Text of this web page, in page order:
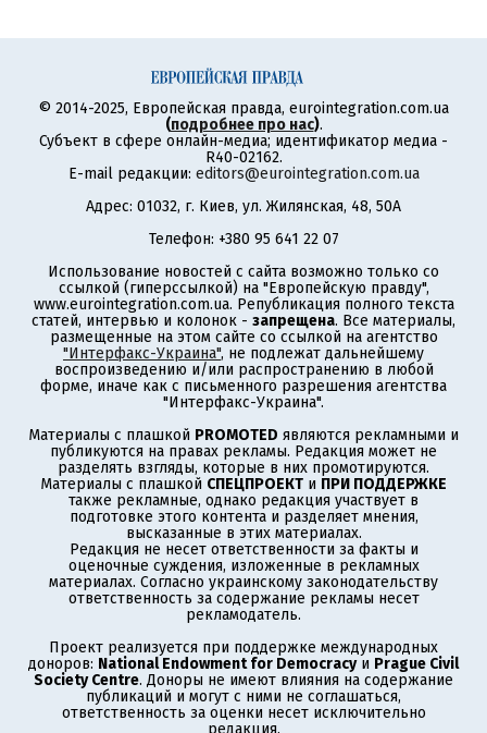
© 2014-2025, Европейская правда, eurointegration.com.ua
(подробнее про нас).
Субъект в сфере онлайн-медиа; идентификатор медиа -
R40-02162.
E-mail редакции: editors@eurointegration.com.ua
Адрес: 01032, г. Киев, ул. Жилянская, 48, 50А
Телефон: +380 95 641 22 07
Использование новостей с сайта возможно только со
ссылкой (гиперссылкой) на "Европейскую правду",
www.eurointegration.com.ua. Републикация полного текста
статей, интервью и колонок - запрещена. Все материалы,
размещенные на этом сайте со ссылкой на агентство
"Интерфакс-Украина", не подлежат дальнейшему
воспроизведению и/или распространению в любой
форме, иначе как с письменного разрешения агентства
"Интерфакс-Украина".
Материалы с плашкой PROMOTED являются рекламными и
публикуются на правах рекламы. Редакция может не
разделять взгляды, которые в них промотируются.
Материалы с плашкой СПЕЦПРОЕКТ и ПРИ ПОДДЕРЖКЕ
также рекламные, однако редакция участвует в
подготовке этого контента и разделяет мнения,
высказанные в этих материалах.
Редакция не несет ответственности за факты и
оценочные суждения, изложенные в рекламных
материалах. Согласно украинскому законодательству
ответственность за содержание рекламы несет
рекламодатель.
Проект реализуется при поддержке международных
доноров: National Endowment for Democracyи Prague Civil
Society Centre. Доноры не имеют влияния на содержание
публикаций и могут с ними не соглашаться,
ответственность за оценки несет исключительно
редакция.